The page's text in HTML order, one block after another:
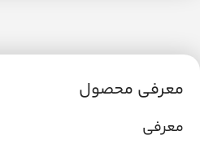
معرفی محصول
معرفی